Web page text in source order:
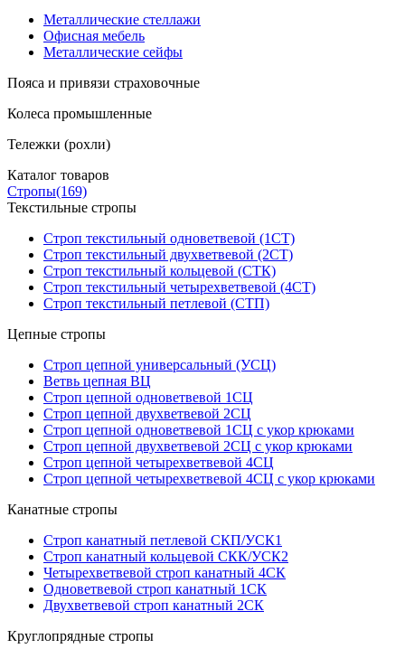
Металлические стеллажи
Офисная мебель
Металлические сейфы
Пояса и привязи страховочные
Колеса промышленные
Тележки (рохли)
Каталог товаров
Стропы(169)
Текстильные стропы
Строп текстильный одноветвевой (1СТ)
Строп текстильный двухветвевой (2СТ)
Строп текстильный кольцевой (СТК)
Строп текстильный четырехветвевой (4СТ)
Строп текстильный петлевой (СТП)
Цепные стропы
Строп цепной универсальный (УСЦ)
Ветвь цепная ВЦ
Строп цепной одноветвевой 1СЦ
Строп цепной двухветвевой 2СЦ
Строп цепной одноветвевой 1СЦ с укор крюками
Строп цепной двухветвевой 2СЦ с укор крюками
Строп цепной четырехветвевой 4СЦ
Строп цепной четырехветвевой 4СЦ с укор крюками
Канатные стропы
Строп канатный петлевой СКП/УСК1
Строп канатный кольцевой СКК/УСК2
Четырехветвевой строп канатный 4СК
Одноветвевой строп канатный 1СК
Двухветвевой строп канатный 2СК
Круглопрядные стропы